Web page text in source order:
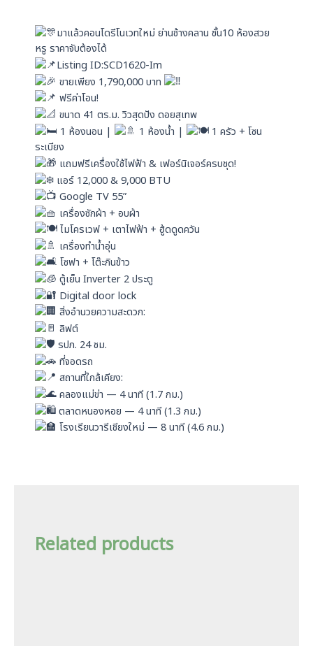
p
p
มาแล้วคอนโดรีโนเวทใหม่ ย่านช้างคลาน ชั้น10 ห้องสวย
หรู ราคาจับต้องได้
Listing ID:SCD1620-Im
ขายเพียง 1,790,000 บาท
ฟรีค่าโอน!
ขนาด 41 ตร.ม. วิวสุดปัง ดอยสุเทพ
1 ห้องนอน |
1 ห้องน้ำ |
1 ครัว + โซน
ระเบียง
แถมฟรีเครื่องใช้ไฟฟ้า & เฟอร์นิเจอร์ครบชุด!
แอร์ 12,000 & 9,000 BTU
Google TV 55”
เครื่องซักผ้า + อบผ้า
ไมโครเวฟ + เตาไฟฟ้า + ฮู้ดดูดควัน
เครื่องทำน้ำอุ่น
โซฟา + โต๊ะกินข้าว
ตู้เย็น Inverter 2 ประตู
Digital door lock
สิ่งอำนวยความสะดวก:
ลิฟต์
รปภ. 24 ชม.
ที่จอดรถ
สถานที่ใกล้เคียง:
คลองแม่ข่า — 4 นาที (1.7 กม.)
ตลาดหนองหอย — 4 นาที (1.3 กม.)
โรงเรียนวารีเชียงใหม่ — 8 นาที (4.6 กม.)
Related products